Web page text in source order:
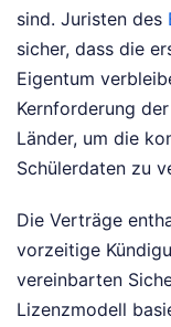
sind. Juristen des
sicher, dass die
Eigentum
Kernforderung
Länder, um die
Schülerdaten zu
Die Verträge
vorzeitige
vereinbarten
Lizenzmodell